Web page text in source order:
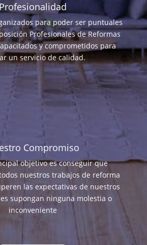
para poder ser puntuales
Profesionales de Reformas
y comprometidos para
un servicio de calidad.
Compromiso
objetivo es conseguir que
nuestros trabajos de reforma
las expectativas de nuestros
supongan ninguna molestia o
inconveniente